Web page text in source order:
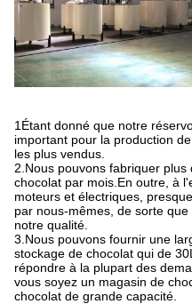
1Étant donné que notre
important pour la production
les plus vendus.
2.Nous pouvons fabriquer
chocolat par mois.En outre, à
moteurs et électriques,
par nous-mêmes, de sorte
notre qualité.
3.Nous pouvons fournir une
stockage de chocolat qui de
répondre à la plupart des
vous soyez un magasin de
chocolat de grande capacité.